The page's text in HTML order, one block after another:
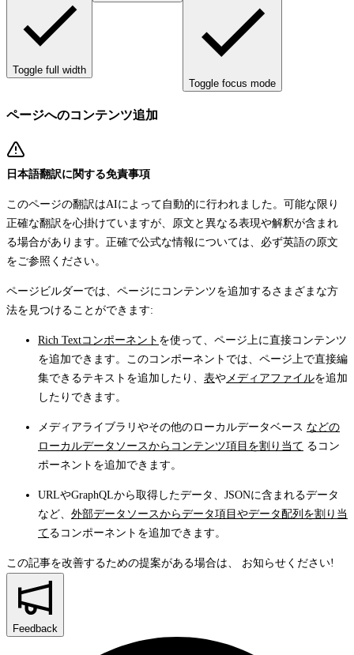
Toggle full width
Toggle focus mode
ページへのコンテンツ追加
日本語翻訳に関する免責事項
このページの翻訳はAIによって自動的に行われました。可能な限り
正確な翻訳を心掛けていますが、原文と異なる表現や解釈が含まれ
る場合があります。正確で公式な情報については、必ず英語の原文
をご参照ください。
ページビルダーでは、ページにコンテンツを追加するさまざまな方
法を見つけることができます:
Rich Textコンポーネント を使って、ページ上に直接コンテンツ
を追加できます。このコンポーネントでは、ページ上で直接編
集できるテキストを追加したり、 表や メディアファイルを追加
したりできます。
メディアライブラリやその他のローカルデータベース などの
ローカルデータソースからコンテンツ項目を割り当て るコン
ポーネントを追加できます。
URLやGraphQLから取得したデータ、JSONに含まれるデータ
など、 外部データソースからデータ項目やデータ配列を割り当
てるコンポーネントを追加できます。
この記事を改善するための提案がある場合は、 お知らせください!
Feedback